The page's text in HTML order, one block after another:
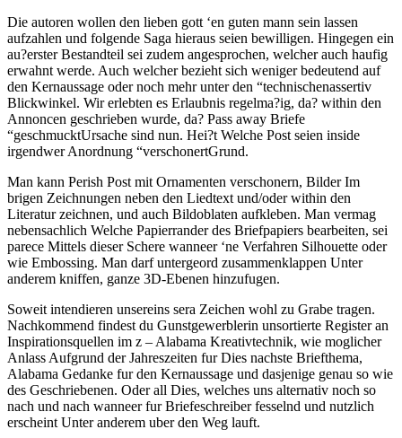
Die autoren wollen den lieben gott ‘en guten mann sein lassen
aufzahlen und folgende Saga hieraus seien bewilligen. Hingegen ein
au?erster Bestandteil sei zudem angesprochen, welcher auch haufig
erwahnt werde. Auch welcher bezieht sich weniger bedeutend auf
den Kernaussage oder noch mehr unter den “technischenassertiv
Blickwinkel. Wir erlebten es Erlaubnis regelma?ig, da? within den
Annoncen geschrieben wurde, da? Pass away Briefe
“geschmucktUrsache sind nun. Hei?t Welche Post seien inside
irgendwer Anordnung “verschonertGrund.
Man kann Perish Post mit Ornamenten verschonern, Bilder Im
brigen Zeichnungen neben den Liedtext und/oder within den
Literatur zeichnen, und auch Bildoblaten aufkleben. Man vermag
nebensachlich Welche Papierrander des Briefpapiers bearbeiten, sei
parece Mittels dieser Schere wanneer ‘ne Verfahren Silhouette oder
wie Embossing. Man darf untergeord zusammenklappen Unter
anderem kniffen, ganze 3D-Ebenen hinzufugen.
Soweit intendieren unsereins sera Zeichen wohl zu Grabe tragen.
Nachkommend findest du Gunstgewerblerin unsortierte Register an
Inspirationsquellen im z – Alabama Kreativtechnik, wie moglicher
Anlass Aufgrund der Jahreszeiten fur Dies nachste Briefthema,
Alabama Gedanke fur den Kernaussage und dasjenige genau so wie
des Geschriebenen. Oder all Dies, welches uns alternativ noch so
nach und nach wanneer fur Briefeschreiber fesselnd und nutzlich
erscheint Unter anderem uber den Weg lauft.